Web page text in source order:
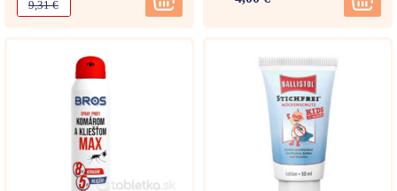
9,31 €